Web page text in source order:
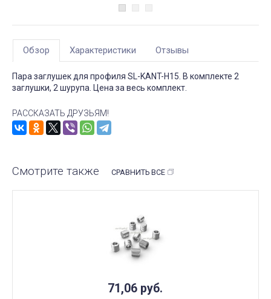
Обзор Характеристики Отзывы
Пара заглушек для профиля SL-KANT-H15. В комплекте 2
заглушки, 2 шурупа. Цена за весь комплект.
РАССКАЗАТЬ ДРУЗЬЯМ!
Смотрите также СРАВНИТЬ ВСЕ
71,06 руб.